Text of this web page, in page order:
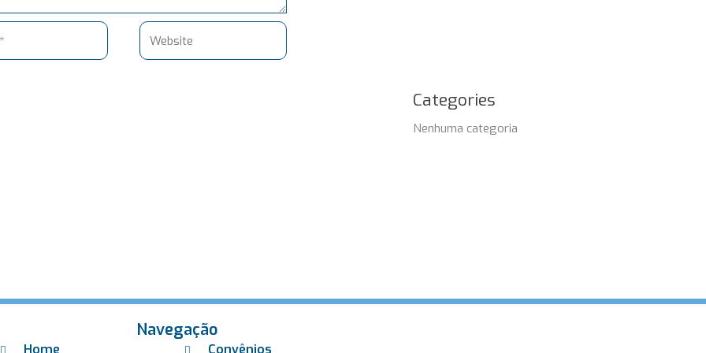
Categories
Nenhuma categoria
Navegação